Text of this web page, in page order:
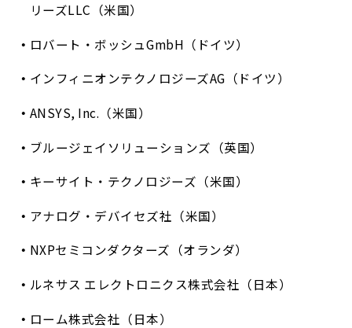
リーズLLC（米国）
ロバート・ボッシュGmbH（ドイツ）
インフィニオンテクノロジーズAG（ドイツ）
ANSYS, Inc.（米国）
ブルージェイソリューションズ（英国）
キーサイト・テクノロジーズ（米国）
アナログ・デバイセズ社（米国）
NXPセミコンダクターズ（オランダ）
ルネサス エレクトロニクス株式会社（日本）
ローム株式会社（日本）